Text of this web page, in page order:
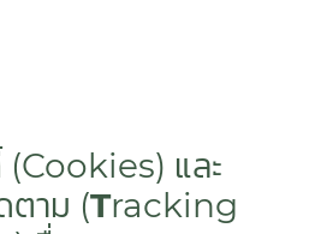
(Cookies) และ
ตาม (Tracking